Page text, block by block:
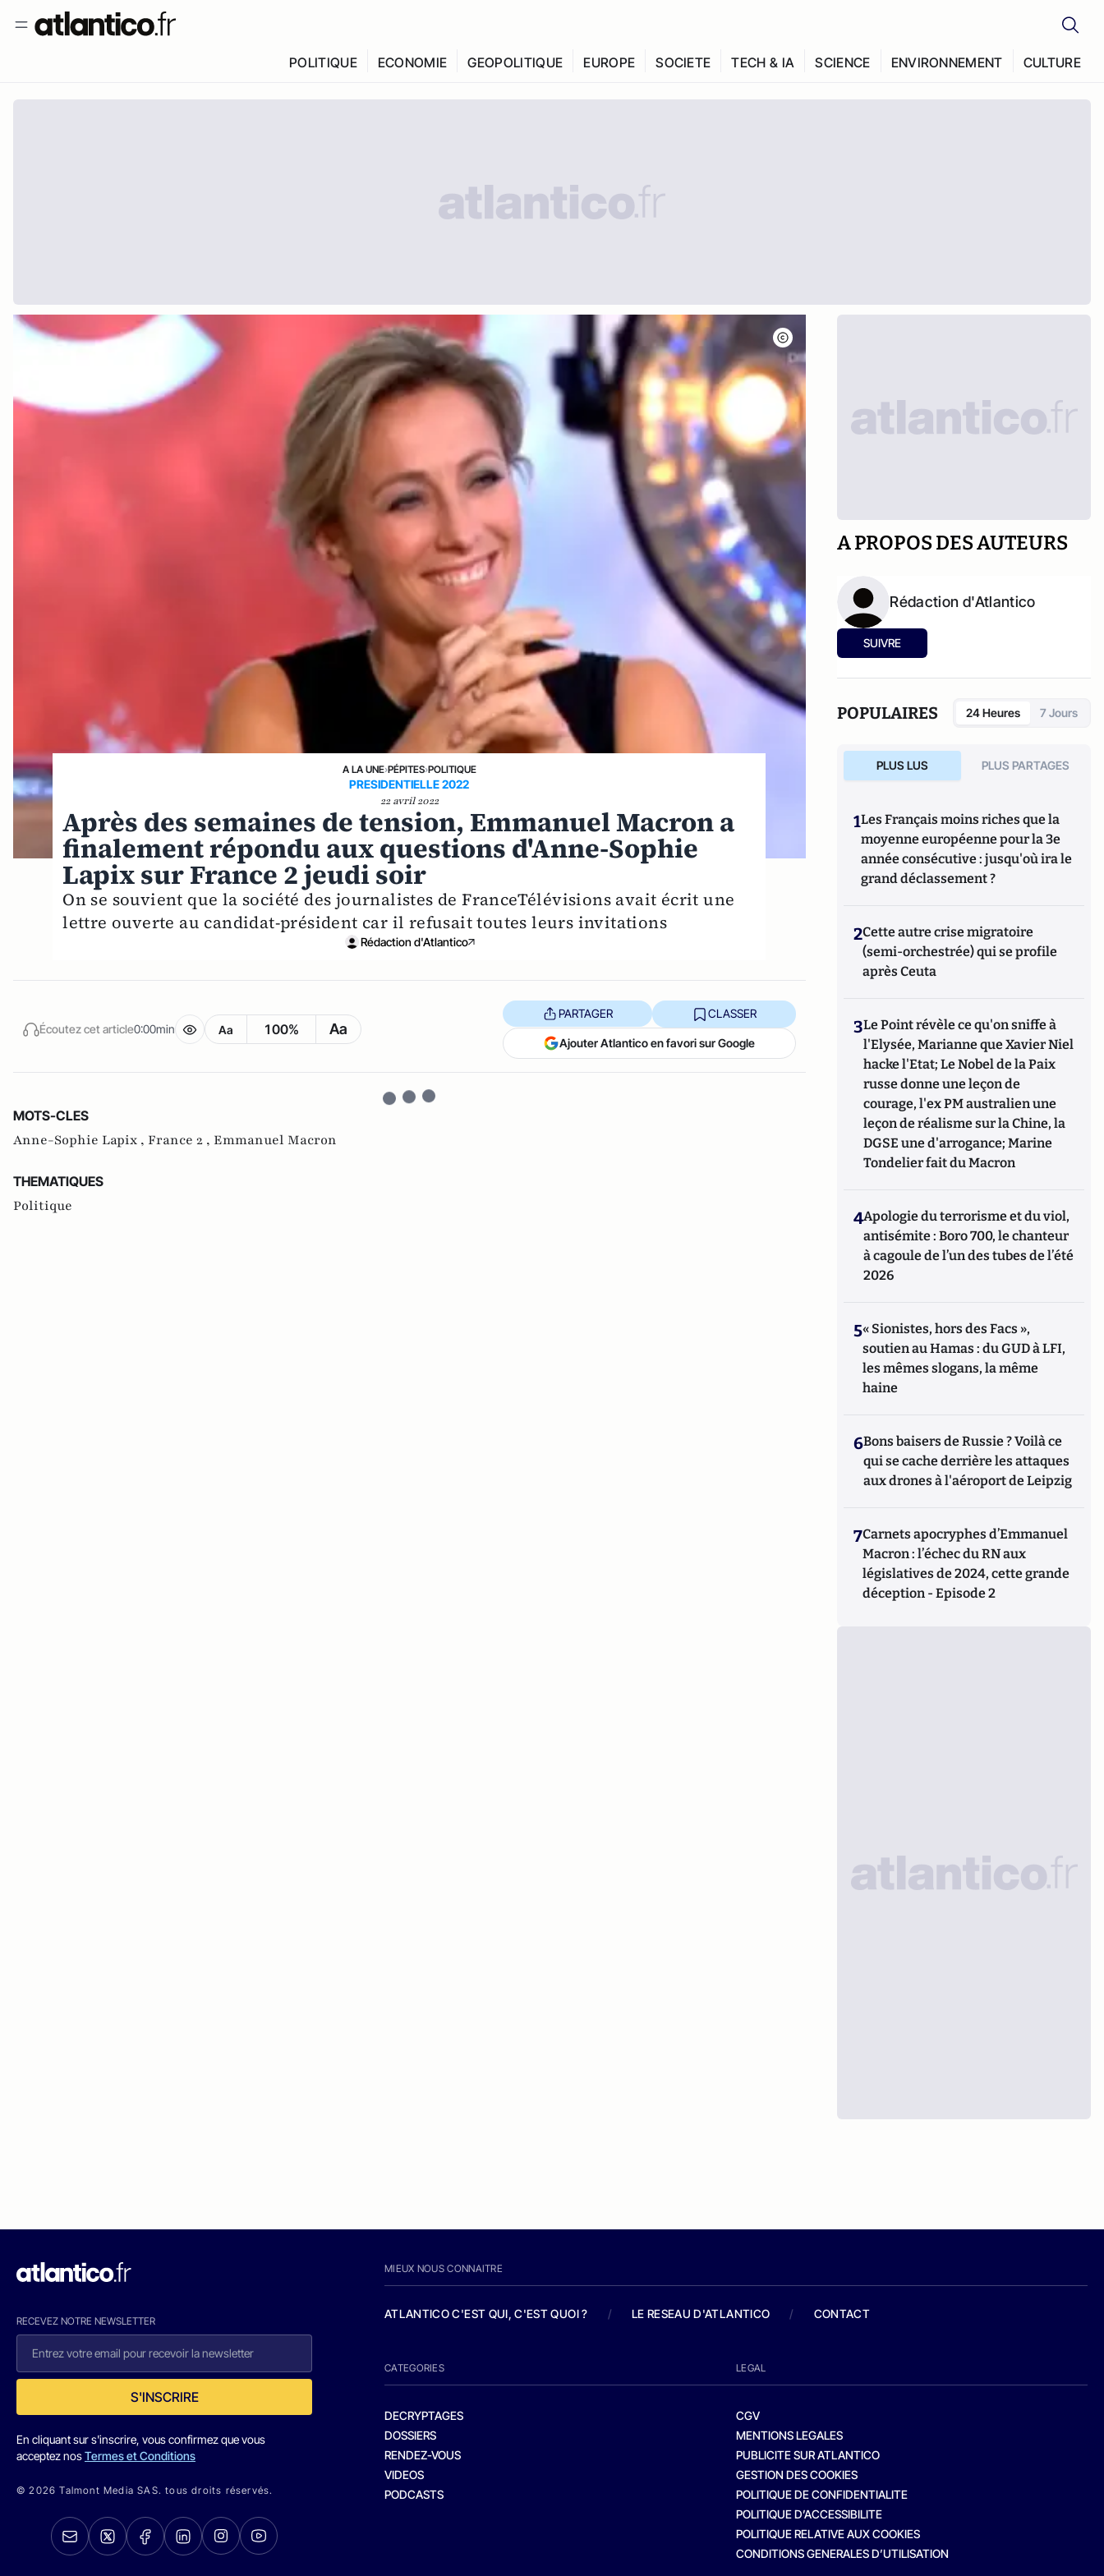
POLITIQUE ECONOMIE GEOPOLITIQUE EUROPE SOCIETE TECH & IA SCIENCE ENVIRONNEMENT CULTURE
A LA UNE›PÉPITES›POLITIQUE
PRESIDENTIELLE 2022
22 avril 2022
Après des semaines de tension, Emmanuel Macron a
finalement répondu aux questions d'Anne-Sophie
Lapix sur France 2 jeudi soir
On se souvient que la société des journalistes de FranceTélévisions avait écrit une
lettre ouverte au candidat-président car il refusait toutes leurs invitations
Rédaction d'Atlantico
Écoutez cet article0:00min Aa 100% Aa
PARTAGER CLASSER
Ajouter Atlantico en favori sur Google
MOTS-CLES
Anne-Sophie Lapix , France 2 , Emmanuel Macron
THEMATIQUES
Politique
A PROPOS DES AUTEURS
Rédaction d'Atlantico
SUIVRE
POPULAIRES 24 Heures 7 Jours
PLUS LUS PLUS PARTAGES
1Les Français moins riches que la
moyenne européenne pour la 3e
année consécutive : jusqu'où ira le
grand déclassement ?
2Cette autre crise migratoire
(semi-orchestrée) qui se profile
après Ceuta
3Le Point révèle ce qu'on sniffe à
l'Elysée, Marianne que Xavier Niel
hacke l'Etat; Le Nobel de la Paix
russe donne une leçon de
courage, l'ex PM australien une
leçon de réalisme sur la Chine, la
DGSE une d'arrogance; Marine
Tondelier fait du Macron
4Apologie du terrorisme et du viol,
antisémite : Boro 700, le chanteur
à cagoule de l’un des tubes de l’été
2026
5« Sionistes, hors des Facs »,
soutien au Hamas : du GUD à LFI,
les mêmes slogans, la même
haine
6Bons baisers de Russie ? Voilà ce
qui se cache derrière les attaques
aux drones à l'aéroport de Leipzig
7Carnets apocryphes d’Emmanuel
Macron : l’échec du RN aux
législatives de 2024, cette grande
déception - Episode 2
RECEVEZ NOTRE NEWSLETTER
S'INSCRIRE
En cliquant sur s'inscrire, vous confirmez que vous
acceptez nosTermes et Conditions
© 2026 Talmont Media SAS. tous droits réservés.
MIEUX NOUS CONNAITRE
ATLANTICO C'EST QUI, C'EST QUOI ? / LE RESEAU D'ATLANTICO / CONTACT
CATEGORIES
DECRYPTAGES
DOSSIERS
RENDEZ-VOUS
VIDEOS
PODCASTS
LEGAL
CGV
MENTIONS LEGALES
PUBLICITE SUR ATLANTICO
GESTION DES COOKIES
POLITIQUE DE CONFIDENTIALITE
POLITIQUE D’ACCESSIBILITE
POLITIQUE RELATIVE AUX COOKIES
CONDITIONS GENERALES D’UTILISATION